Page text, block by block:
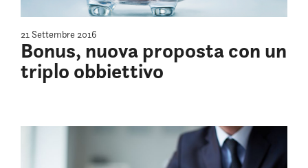
21 Settembre 2016
Bonus, nuova proposta con un
triplo obbiettivo